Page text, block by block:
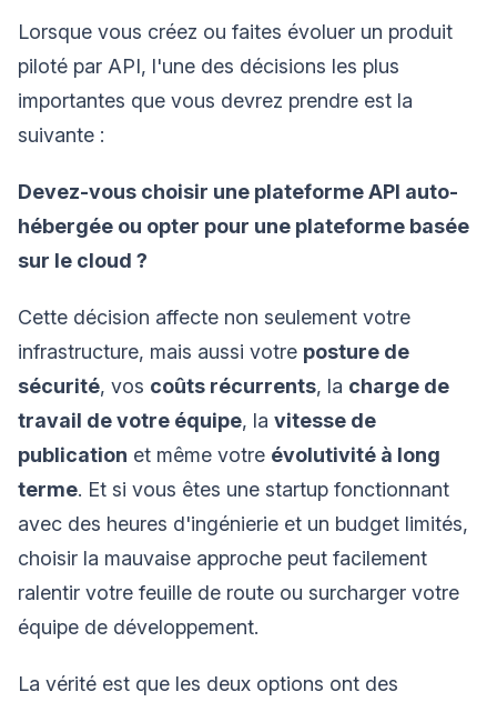
Lorsque vous créez ou faites évoluer un produit
piloté par API, l'une des décisions les plus
importantes que vous devrez prendre est la
suivante :
Devez-vous choisir une plateforme API auto-
hébergée ou opter pour une plateforme basée
sur le cloud ?
Cette décision affecte non seulement votre
infrastructure, mais aussi votre posture de
sécurité, vos coûts récurrents, la charge de
travail de votre équipe, la vitesse de
publication et même votre évolutivité à long
terme. Et si vous êtes une startup fonctionnant
avec des heures d'ingénierie et un budget limités,
choisir la mauvaise approche peut facilement
ralentir votre feuille de route ou surcharger votre
équipe de développement.
La vérité est que les deux options ont des